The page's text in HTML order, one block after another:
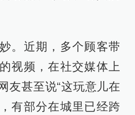
。近期，多个顾客带
视频，在社交媒体上
友甚至说“这玩意儿在
有部分在城里已经跨